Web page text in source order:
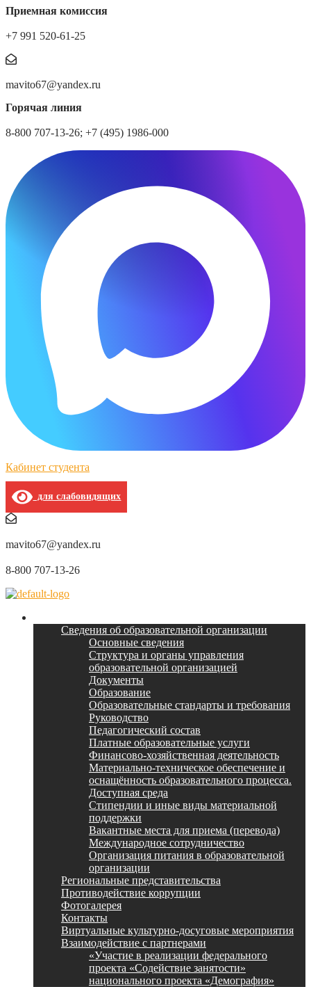
Приемная комиссия
+7 991 520-61-25
mavito67@yandex.ru
Горячая линия
8-800 707-13-26; +7 (495) 1986-000
Кабинет студента
для слабовидящих
mavito67@yandex.ru
8-800 707-13-26
Сведения об образовательной организации
Основные сведения
Структура и органы управления
образовательной организацией
Документы
Образование
Образовательные стандарты и требования
Руководство
Педагогический состав
Платные образовательные услуги
Финансово-хозяйственная деятельность
Материально-техническое обеспечение и
оснащённость образовательного процесса.
Доступная среда
Стипендии и иные виды материальной
поддержки
Вакантные места для приема (перевода)
Международное сотрудничество
Организация питания в образовательной
организации
Региональные представительства
Противодействие коррупции
Фотогалерея
Контакты
Виртуальные культурно-досуговые мероприятия
Взаимодействие с партнерами
«Участие в реализации федерального
проекта «Содействие занятости»
национального проекта «Демография»